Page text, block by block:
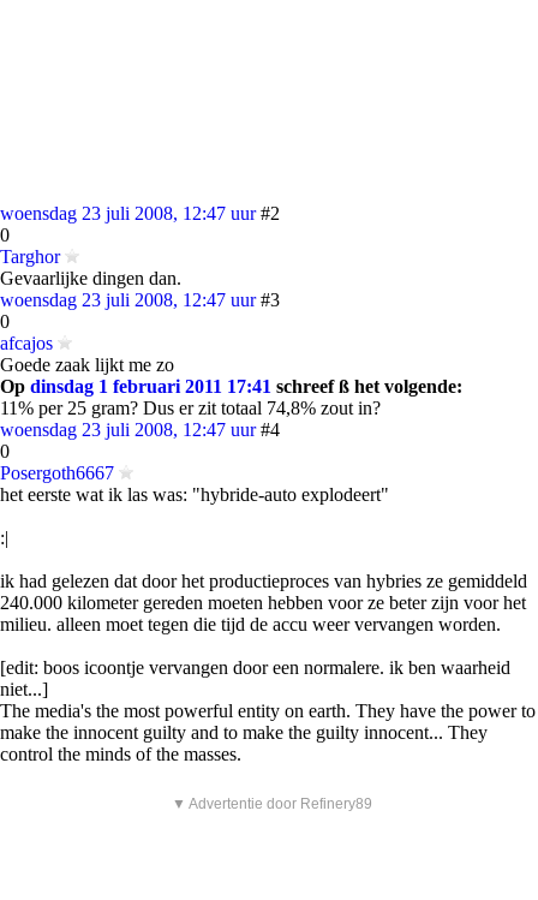
woensdag 23 juli 2008, 12:47 uur #2
0
Targhor
Gevaarlijke dingen dan.
woensdag 23 juli 2008, 12:47 uur #3
0
afcajos
Goede zaak lijkt me zo
Op dinsdag 1 februari 2011 17:41 schreef ß het volgende:
11% per 25 gram? Dus er zit totaal 74,8% zout in?
woensdag 23 juli 2008, 12:47 uur #4
0
Posergoth6667
het eerste wat ik las was: "hybride-auto explodeert"
:|
ik had gelezen dat door het productieproces van hybries ze gemiddeld
240.000 kilometer gereden moeten hebben voor ze beter zijn voor het
milieu. alleen moet tegen die tijd de accu weer vervangen worden.
[edit: boos icoontje vervangen door een normalere. ik ben waarheid
niet...]
The media's the most powerful entity on earth. They have the power to
make the innocent guilty and to make the guilty innocent... They
control the minds of the masses.
▼ Advertentie door Refinery89